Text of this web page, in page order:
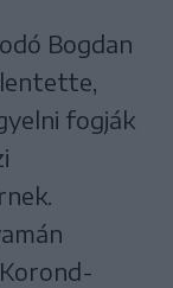
Bogdan
fogják